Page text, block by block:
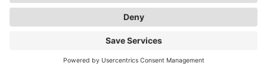
Accessibilité